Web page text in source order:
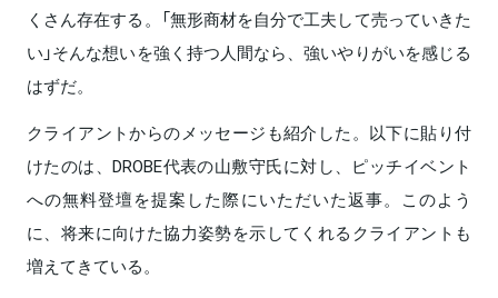
くさん存在する。「無形商材を自分で工夫して売っていきた
い」そんな想いを強く持つ人間なら、強いやりがいを感じる
はずだ。
クライアントからのメッセージも紹介した。以下に貼り付
けたのは、DROBE代表の山敷守氏に対し、ピッチイベント
への無料登壇を提案した際にいただいた返事。このよう
に、将来に向けた協力姿勢を示してくれるクライアントも
増えてきている。